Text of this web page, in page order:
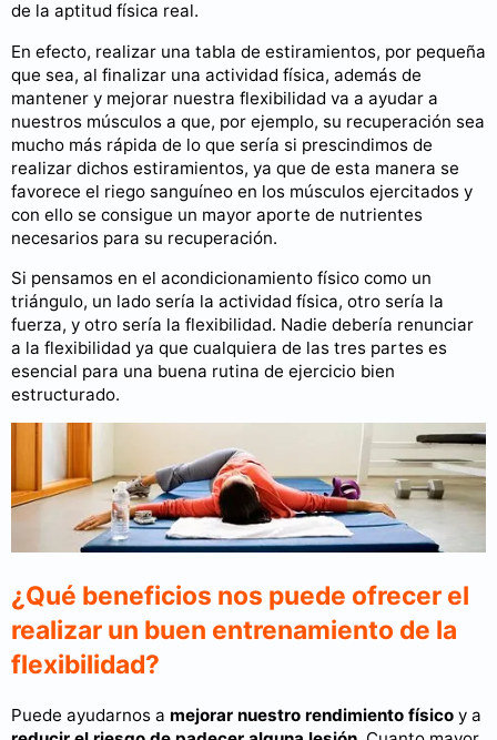
de la aptitud física real.
En efecto, realizar una tabla de estiramientos, por pequeña
que sea, al finalizar una actividad física, además de
mantener y mejorar nuestra flexibilidad va a ayudar a
nuestros músculos a que, por ejemplo, su recuperación sea
mucho más rápida de lo que sería si prescindimos de
realizar dichos estiramientos, ya que de esta manera se
favorece el riego sanguíneo en los músculos ejercitados y
con ello se consigue un mayor aporte de nutrientes
necesarios para su recuperación.
Si pensamos en el acondicionamiento físico como un
triángulo, un lado sería la actividad física, otro sería la
fuerza, y otro sería la flexibilidad. Nadie debería renunciar
a la flexibilidad ya que cualquiera de las tres partes es
esencial para una buena rutina de ejercicio bien
estructurado.
¿Qué beneficios nos puede ofrecer el
realizar un buen entrenamiento de la
flexibilidad?
Puede ayudarnos a mejorar nuestro rendimiento físico y a